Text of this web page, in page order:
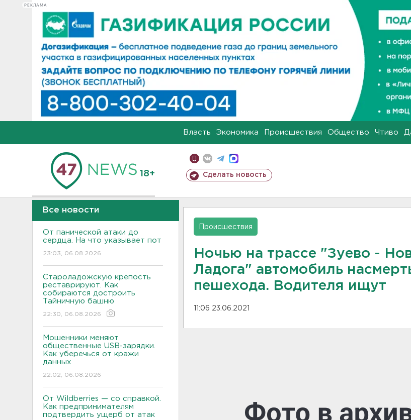
РЕКЛАМА
Власть Экономика Происшествия Общество Чтиво
18+ Сделать новость
Все новости
От панической атаки до
сердца. На что указывает пот
23:03, 06.08.2026
Староладожскую крепость
реставрируют. Как
собираются достроить
Тайничную башню
22:30, 06.08.2026
Мошенники меняют
общественные USB-зарядки.
Как уберечься от кражи
данных
22:02, 06.08.2026
От Wildberries — со справкой.
Как предпринимателям
подтвердить ущерб от атак
Происшествия
Ночью на трассе "Зуево -
Ладога" автомобиль
пешехода. Водителя ищут
11:06 23.06.2021